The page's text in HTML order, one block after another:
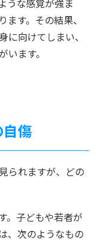
す。その結果、
向けてしまい、
ます。
傷
られますが、どの
。子どもや若者が
、次のようなもの